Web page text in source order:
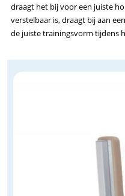
draagt het bij voor een juiste
verstelbaar is, draagt bij aan
de juiste trainingsvorm tijdens